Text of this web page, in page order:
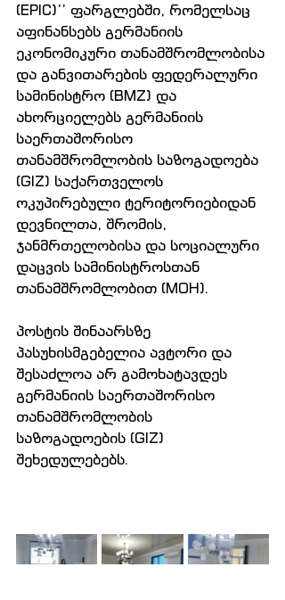
(EPIC)’’ ფარგლებში, რომელსაც
აფინანსებს გერმანიის
ეკონომიკური თანამშრომლობისა
და განვითარების ფედერალური
სამინისტრო (BMZ) და
ახორციელებს გერმანიის
საერთაშორისო
თანამშრომლობის საზოგადოება
(GIZ) საქართველოს
ოკუპირებული ტერიტორიებიდან
დევნილთა, შრომის,
ჯანმრთელობისა და სოციალური
დაცვის სამინისტროსთან
თანამშრომლობით (MOH).
პოსტის შინაარსზე
პასუხისმგებელია ავტორი და
შესაძლოა არ გამოხატავდეს
გერმანიის საერთაშორისო
თანამშრომლობის
საზოგადოების (GIZ)
შეხედულებებს.